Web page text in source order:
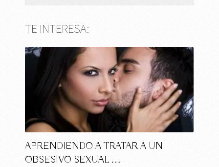
TE INTERESA:
APRENDIENDO A TRATAR A UN
OBSESIVO SEXUAL …